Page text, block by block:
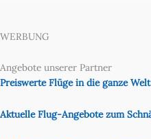
WERBUNG
Angebote unserer Partner
Preiswerte Flüge in die ganze
Aktuelle Flug-Angebote zum